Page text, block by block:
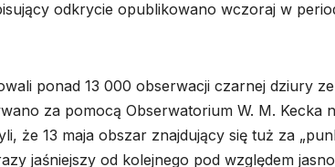
odkrycie opublikowano wczoraj w
ponad 13 000 obserwacji czarnej dziury
za pomocą Obserwatorium W. M. Kecka
że 13 maja obszar znajdujący się tuż za
jaśniejszy od kolejnego pod względem